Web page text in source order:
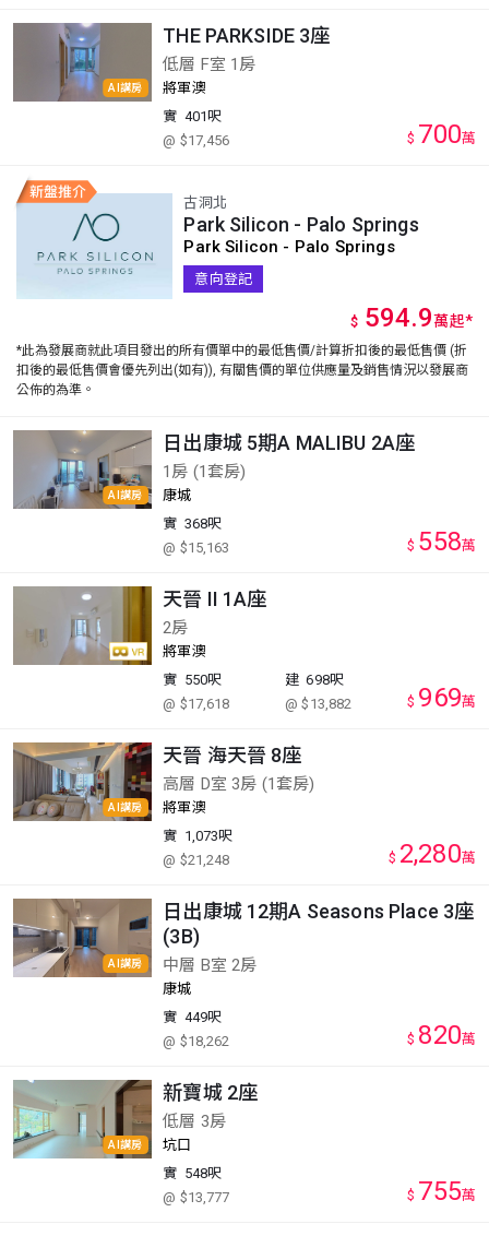
AI講房
THE PARKSIDE 3座
低層 F室 1房
將軍澳
實 401呎
@ $17,456
$ 700萬
古洞北
Park Silicon - Palo Springs
Park Silicon - Palo Springs
意向登記
$ 594.9萬起*
*此為發展商就此項目發出的所有價單中的最低售價/計算折扣後的最低售價 (折
扣後的最低售價會優先列出(如有)), 有關售價的單位供應量及銷售情況以發展商
公佈的為準。
AI講房
日出康城 5期A MALIBU 2A座
1房 (1套房)
康城
實 368呎
@ $15,163
$ 558萬
天晉 II 1A座
2房
將軍澳
實 550呎
@ $17,618
建 698呎
@ $13,882
$ 969萬
AI講房
天晉 海天晉 8座
高層 D室 3房 (1套房)
將軍澳
實 1,073呎
@ $21,248
$ 2,280萬
AI講房
日出康城 12期A Seasons Place 3座
(3B)
中層 B室 2房
康城
實 449呎
@ $18,262
$ 820萬
AI講房
新寶城 2座
低層 3房
坑口
實 548呎
@ $13,777
$ 755萬